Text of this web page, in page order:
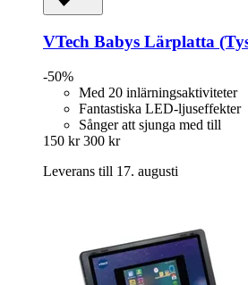
VTech Babys Lärplatta
-50%
Med 20 inlärningsaktiviteter
Fantastiska LED-ljuseffekter
Sånger att sjunga med till
150 kr 300 kr
Leverans till 17. augusti